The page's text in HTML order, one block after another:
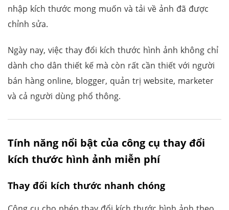
nhập kích thước mong muốn và tải về ảnh đã được
chỉnh sửa.
Ngày nay, việc thay đổi kích thước hình ảnh không chỉ
dành cho dân thiết kế mà còn rất cần thiết với người
bán hàng online, blogger, quản trị website, marketer
và cả người dùng phổ thông.
Tính năng nổi bật của công cụ thay đổi
kích thước hình ảnh miễn phí
Thay đổi kích thước nhanh chóng